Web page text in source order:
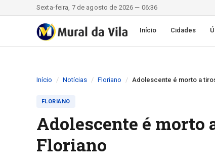
Sexta-feira, 7 de agosto de 2026 — 06:36
Início Cidades
Início Notícias Floriano Adolescente é morto a
FLORIANO
Adolescente é morto
Floriano